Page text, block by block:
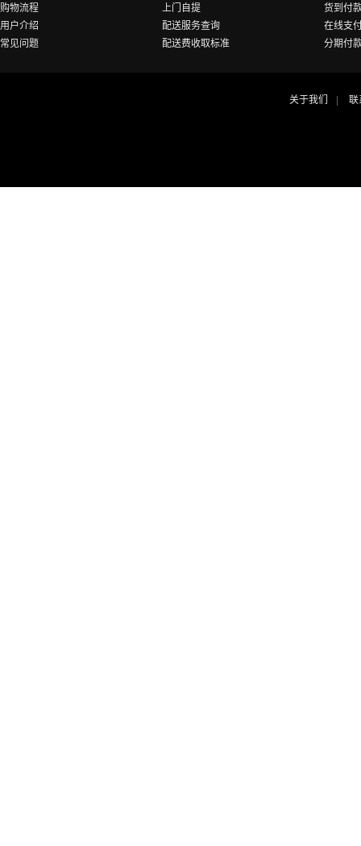
购物流程
用户介绍
常见问题
上门自提
配送服务查询
配送费收取标准
货到付
在线支
分期付
关于我们 联